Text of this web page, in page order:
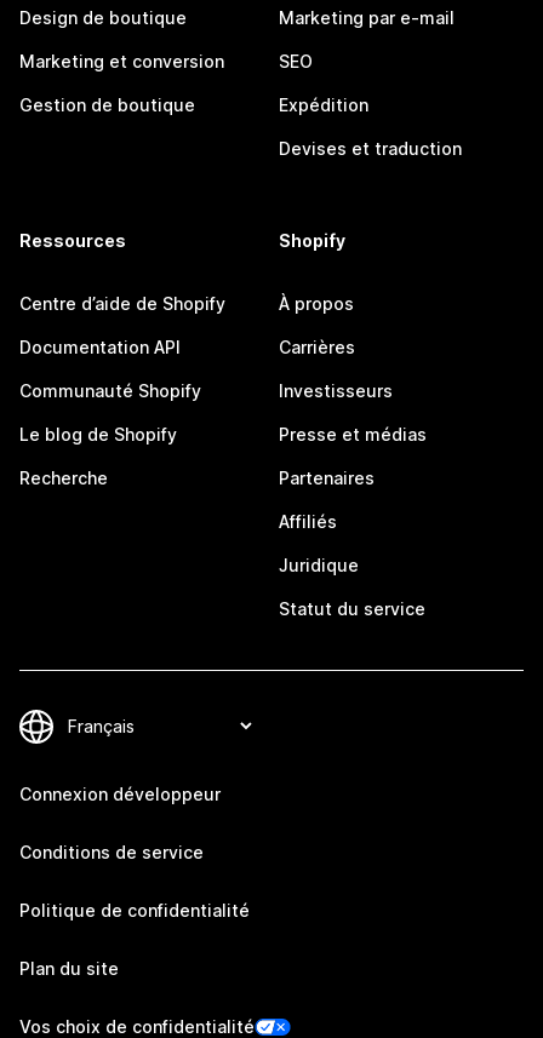
Design de boutique
Marketing et conversion
Gestion de boutique
Marketing par e-mail
SEO
Expédition
Devises et traduction
Ressources
Centre d’aide de Shopify
Documentation API
Communauté Shopify
Le blog de Shopify
Recherche
Shopify
À propos
Carrières
Investisseurs
Presse et médias
Partenaires
Affiliés
Juridique
Statut du service
Connexion développeur
Conditions de service
Politique de confidentialité
Plan du site
Vos choix de confidentialité